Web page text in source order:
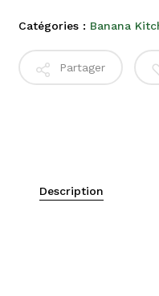
Catégories : Banana
Partager
Description